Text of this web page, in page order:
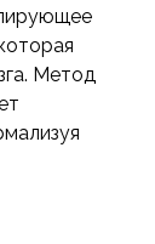
Метод